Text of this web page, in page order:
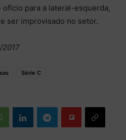
ofício para a lateral-esquerda,
ser improvisado no setor.
2017
Série C